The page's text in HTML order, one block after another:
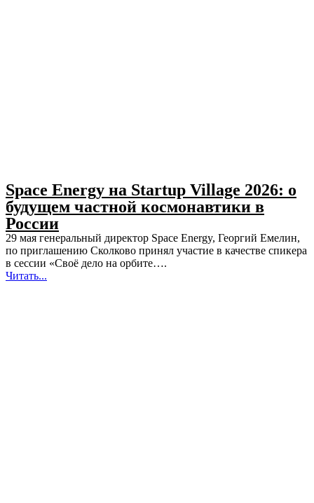
Space Energy на Startup Village 2026: о
будущем частной космонавтики в
России
29 мая генеральный директор Space Energy, Георгий Емелин,
по приглашению Сколково принял участие в качестве спикера
в сессии «Своё дело на орбите….
Читать...